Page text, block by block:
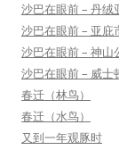
沙巴在眼前 – 丹绒
沙巴在眼前 – 亚
沙巴在眼前 – 神
沙巴在眼前 – 威
春迁（林鸟）
春迁（水鸟）
又到一年观豚时